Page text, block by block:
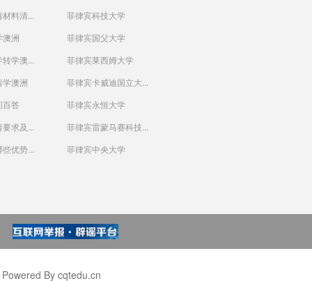
料清...
澳洲
学澳...
学澳洲
百答
求及...
优势...
菲律宾科技大学
菲律宾国父大学
菲律宾莱西姆大学
菲律宾卡威迪国立大...
菲律宾永恒大学
菲律宾雷蒙马赛科技...
菲律宾中央大学
By cqtedu.cn